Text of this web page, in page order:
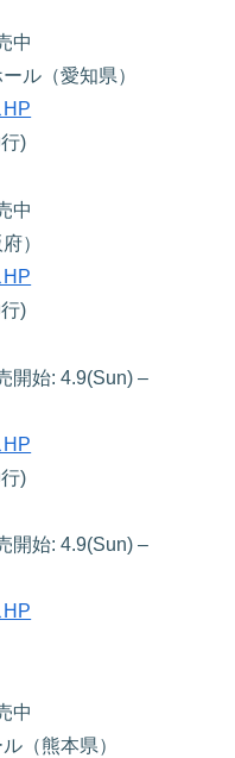
中
ル（愛知県）
)
中
）
)
開始: 4.9(Sun) –
)
開始: 4.9(Sun) –
中
（熊本県）